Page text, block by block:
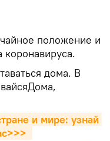
положение и
коронавируса.
дома. В
и мире: узнай